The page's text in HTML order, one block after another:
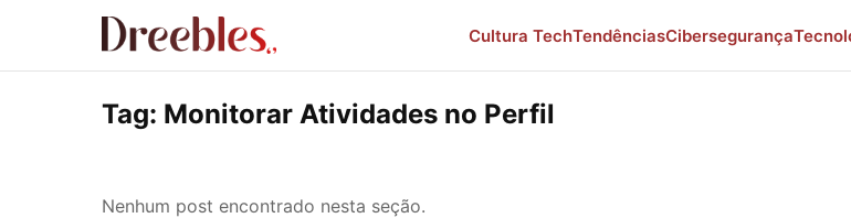
Cultura TechTendênciasCibersegurança
Tag: Monitorar Atividades no Perfil
Nenhum post encontrado nesta seção.